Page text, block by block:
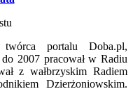
portalu Doba.pl,
2007 pracował w Radiu
z wałbrzyskim Radiem
Dzierżoniowskim.